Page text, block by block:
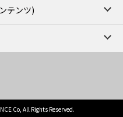
テンツ)
Co, All Rights Reserved.